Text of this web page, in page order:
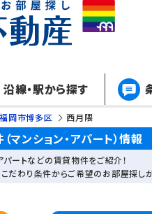
沿線・駅から探す
福岡市博多区 西月隈
ンション・アパート）情報
ートなどの賃貸物件をご紹介！
だわり条件からご希望のお部屋探しが